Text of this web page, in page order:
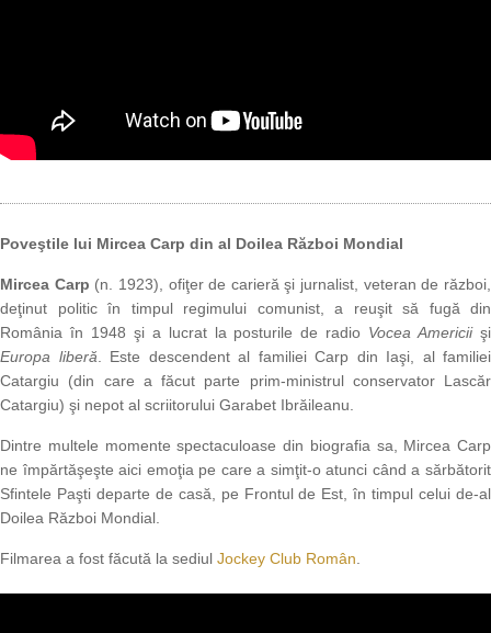
Poveştile lui Mircea Carp din al Doilea Război Mondial
Mircea Carp (n. 1923), ofiţer de carieră şi jurnalist, veteran de război,
deţinut politic în timpul regimului comunist, a reuşit să fugă din
România în 1948 şi a lucrat la posturile de radio Vocea Americiişi
Europa liberă . Este descendent al familiei Carp din Iaşi, al familiei
Catargiu (din care a făcut parte prim-ministrul conservator Lascăr
Catargiu) şi nepot al scriitorului Garabet Ibrăileanu.
Dintre multele momente spectaculoase din biografia sa, Mircea Carp
ne împărtăşeşte aici emoţia pe care a simţit-o atunci când a sărbătorit
Sfintele Paşti departe de casă, pe Frontul de Est, în timpul celui de-al
Doilea Război Mondial.
Filmarea a fost făcută la sediul Jockey Club Român